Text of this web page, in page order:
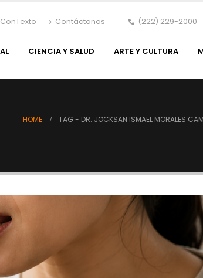
Contáctanos (222) 229-2000
CIENCIA Y SALUD ARTE Y CULTURA
HOME TAG - DR. JOCKSAN ISMAEL MORALES